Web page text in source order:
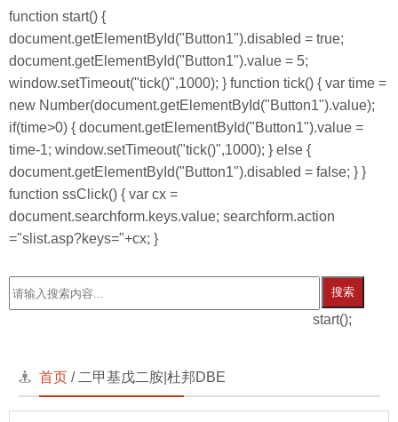
function start() {
document.getElementById("Button1").disabled = true;
document.getElementById("Button1").value = 5;
window.setTimeout("tick()",1000); } function tick() { var time =
new Number(document.getElementById("Button1").value);
if(time>0) { document.getElementById("Button1").value =
time-1; window.setTimeout("tick()",1000); } else {
document.getElementById("Button1").disabled = false; } }
function ssClick() { var cx =
document.searchform.keys.value; searchform.action
="slist.asp?keys="+cx; }
搜索
start();
首页 / 二甲基戊二胺|杜邦DBE